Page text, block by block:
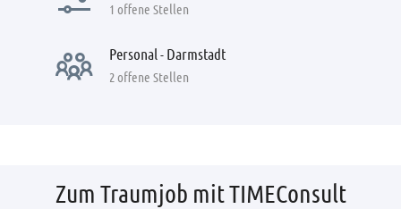
1 offene Stellen
Personal - Darmstadt
2 offene Stellen
Zum Traumjob mit TIMEConsult